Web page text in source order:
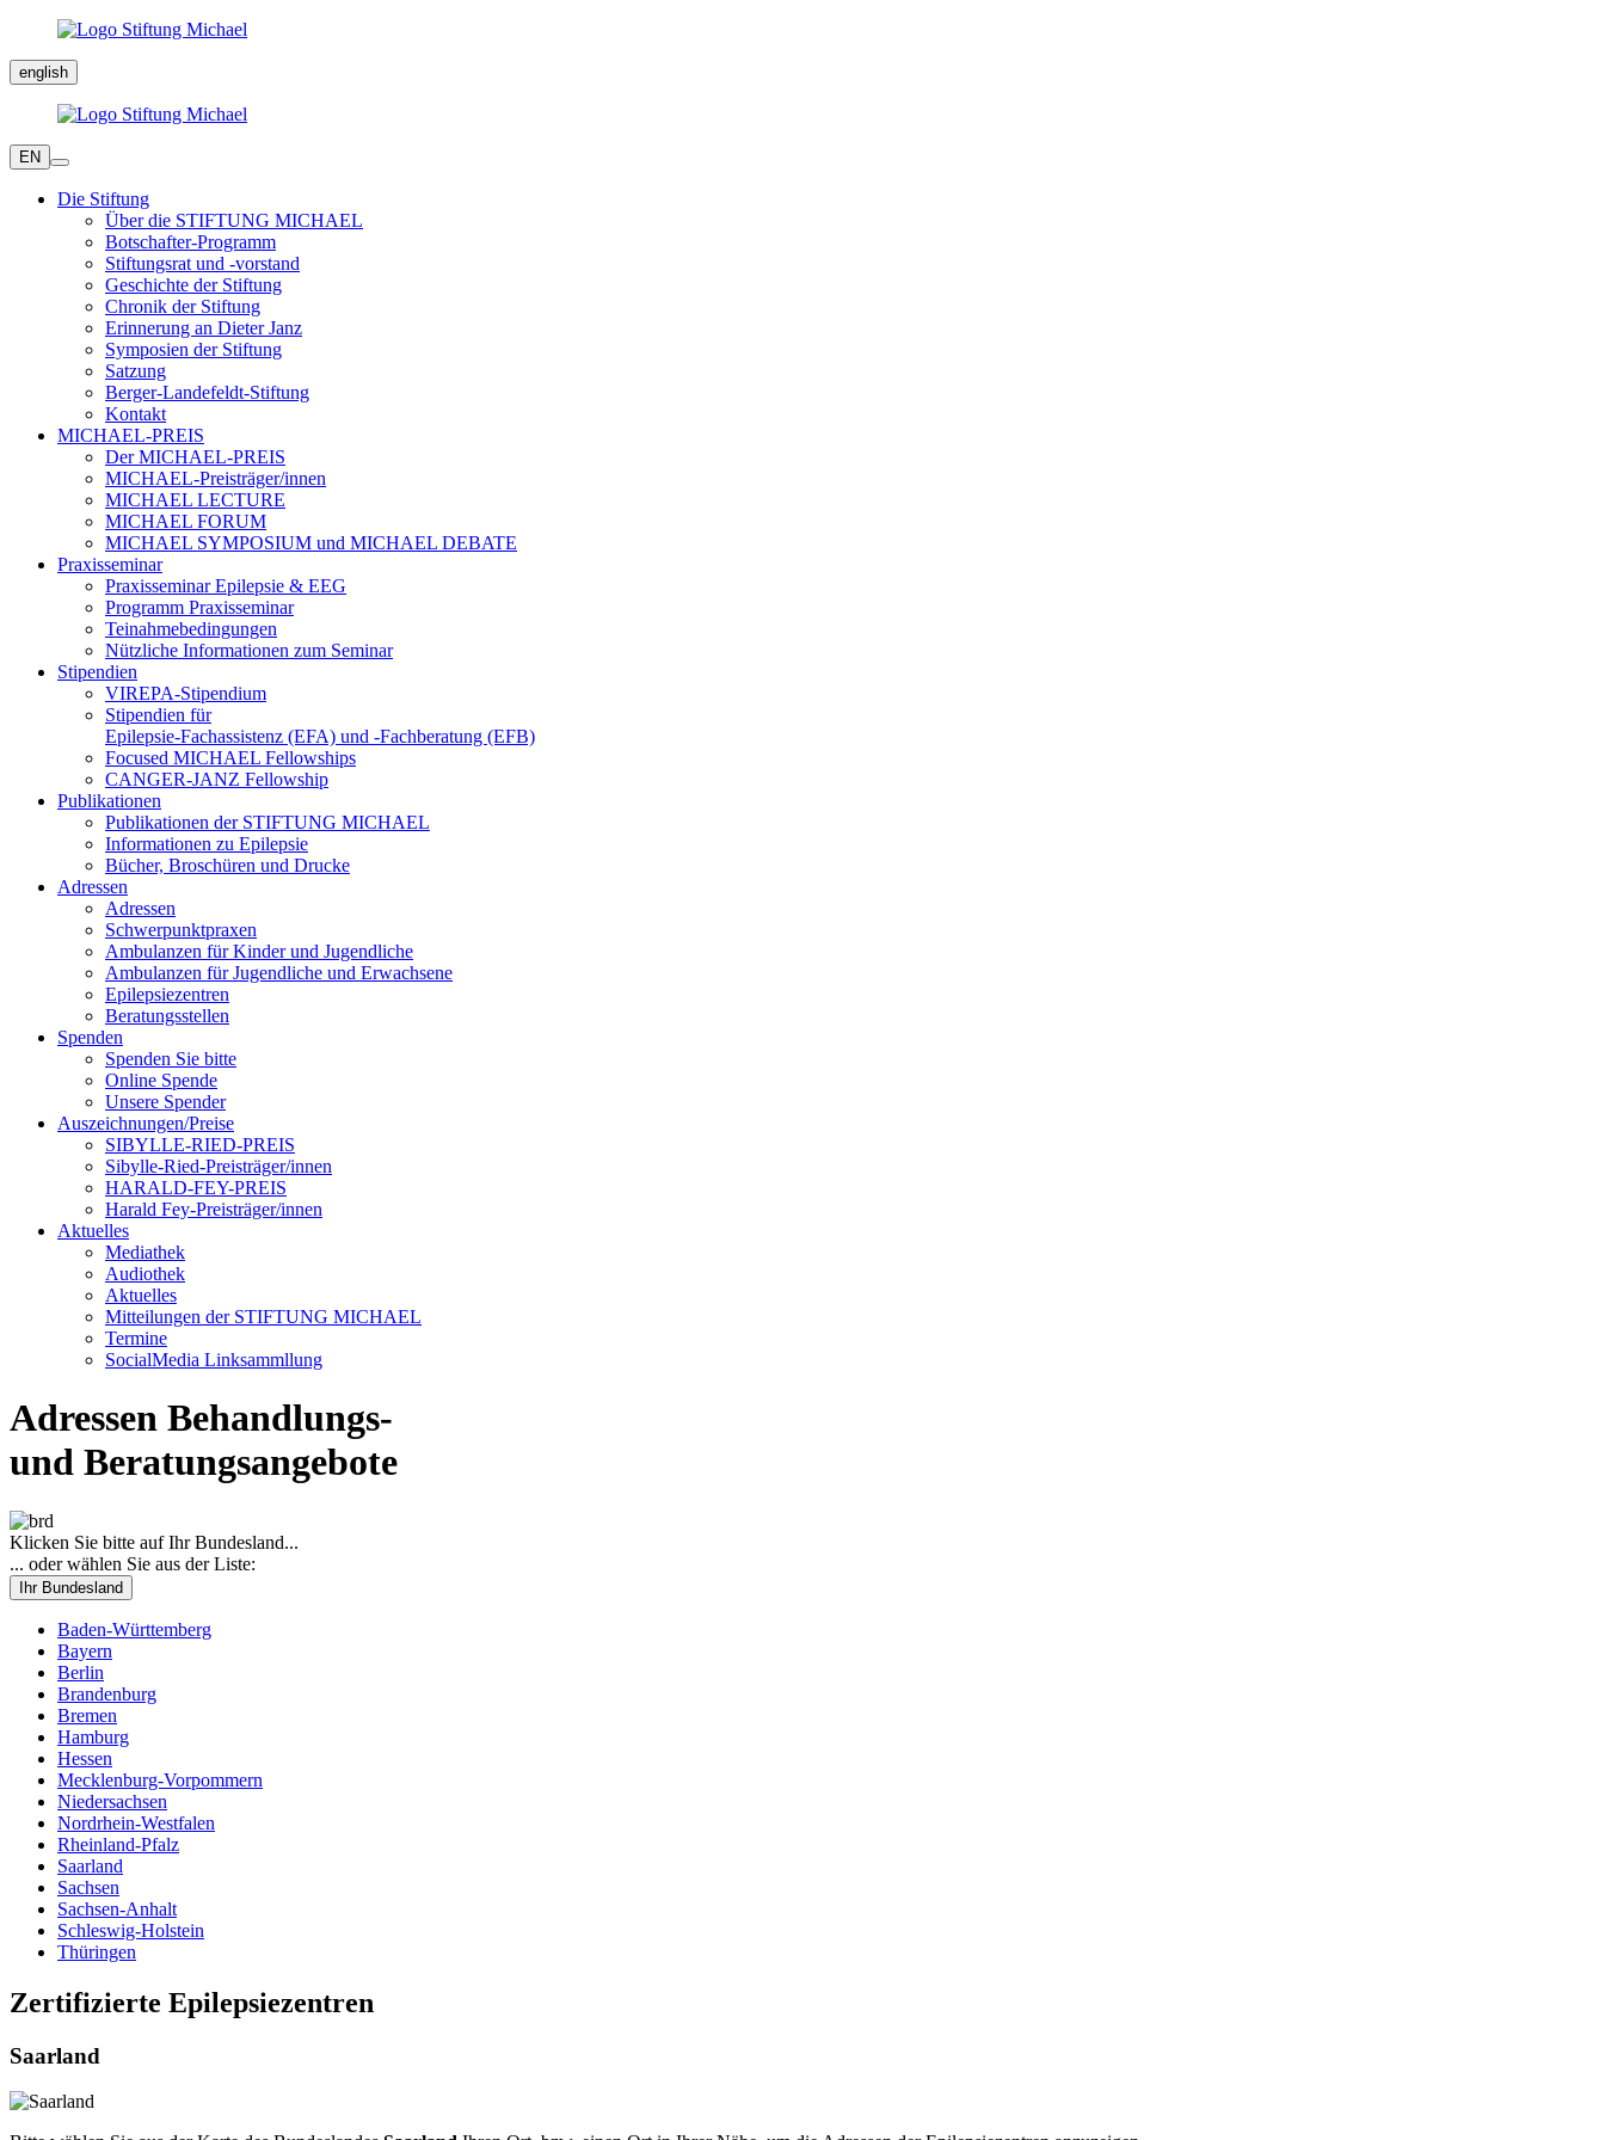
english
EN
Die Stiftung
Über die STIFTUNG MICHAEL
Botschafter-Programm
Stiftungsrat und -vorstand
Geschichte der Stiftung
Chronik der Stiftung
Erinnerung an Dieter Janz
Symposien der Stiftung
Satzung
Berger-Landefeldt-Stiftung
Kontakt
MICHAEL-PREIS
Der MICHAEL-PREIS
MICHAEL-Preisträger/innen
MICHAEL LECTURE
MICHAEL FORUM
MICHAEL SYMPOSIUM und MICHAEL DEBATE
Praxisseminar
Praxisseminar Epilepsie & EEG
Programm Praxisseminar
Teinahmebedingungen
Nützliche Informationen zum Seminar
Stipendien
VIREPA-Stipendium
Stipendien für
Epilepsie-Fachassistenz (EFA) und -Fachberatung (EFB)
Focused MICHAEL Fellowships
CANGER-JANZ Fellowship
Publikationen
Publikationen der STIFTUNG MICHAEL
Informationen zu Epilepsie
Bücher, Broschüren und Drucke
Adressen
Adressen
Schwerpunktpraxen
Ambulanzen für Kinder und Jugendliche
Ambulanzen für Jugendliche und Erwachsene
Epilepsiezentren
Beratungsstellen
Spenden
Spenden Sie bitte
Online Spende
Unsere Spender
Auszeichnungen/Preise
SIBYLLE-RIED-PREIS
Sibylle-Ried-Preisträger/innen
HARALD-FEY-PREIS
Harald Fey-Preisträger/innen
Aktuelles
Mediathek
Audiothek
Aktuelles
Mitteilungen der STIFTUNG MICHAEL
Termine
SocialMedia Linksammllung
Adressen Behandlungs-
und Beratungsangebote
Klicken Sie bitte auf Ihr Bundesland...
... oder wählen Sie aus der Liste:
Ihr Bundesland
Baden-Württemberg
Bayern
Berlin
Brandenburg
Bremen
Hamburg
Hessen
Mecklenburg-Vorpommern
Niedersachsen
Nordrhein-Westfalen
Rheinland-Pfalz
Saarland
Sachsen
Sachsen-Anhalt
Schleswig-Holstein
Thüringen
Zertifizierte Epilepsiezentren
Saarland